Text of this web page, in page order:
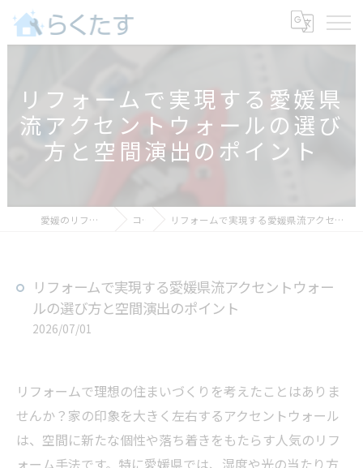
リフォームで実現する愛媛県
流アクセントウォールの選び
方と空間演出のポイント
愛媛のリフォームなららくたす コラム リフォームで実現する愛媛県流アクセントウォールの選び方と空間演出のポイント
リフォームで実現する愛媛県流アクセントウォー
ルの選び方と空間演出のポイント
2026/07/01
リフォームで理想の住まいづくりを考えたことはありま
せんか？家の印象を大きく左右するアクセントウォール
は、空間に新たな個性や落ち着きをもたらす人気のリフ
ォーム手法です。特に愛媛県では、湿度や光の当たり方